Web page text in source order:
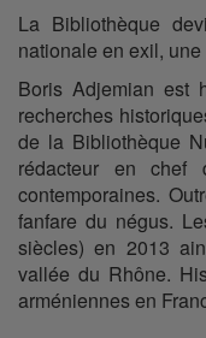
La Bibliothèque
nationale en exil,
Boris Adjemian est
recherches
de la Bibliothèque
rédacteur en chef
contemporaines.
fanfare du négus.
siècles) en 2013
vallée du Rhône.
arméniennes en